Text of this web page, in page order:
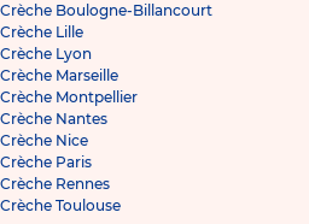
Crèche Boulogne-Billancourt
Crèche Lille
Crèche Lyon
Crèche Marseille
Crèche Montpellier
Crèche Nantes
Crèche Nice
Crèche Paris
Crèche Rennes
Crèche Toulouse